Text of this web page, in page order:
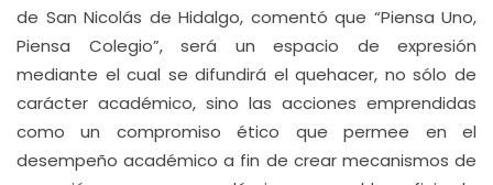
de San Nicolás de Hidalgo, comentó que “Piensa Uno,
Piensa Colegio”, será un espacio de expresión
mediante el cual se difundirá el quehacer, no sólo de
carácter académico, sino las acciones emprendidas
como un compromiso ético que permee en el
desempeño académico a fin de crear mecanismos de